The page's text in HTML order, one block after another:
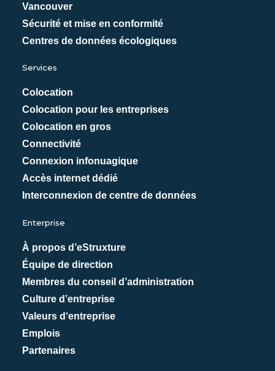
Vancouver
Sécurité et mise en conformité
Centres de données écologiques
Services
Colocation
Colocation pour les entreprises
Colocation en gros
Connectivité
Connexion infonuagique
Accès internet dédié
Interconnexion de centre de données
Enterprise
À propos d’eStruxture
Équipe de direction
Membres du conseil d’administration
Culture d’entreprise
Valeurs d‘entreprise
Emplois
Partenaires